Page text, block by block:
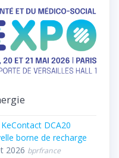
DCA20
borne de recharge
2026 bprfrance